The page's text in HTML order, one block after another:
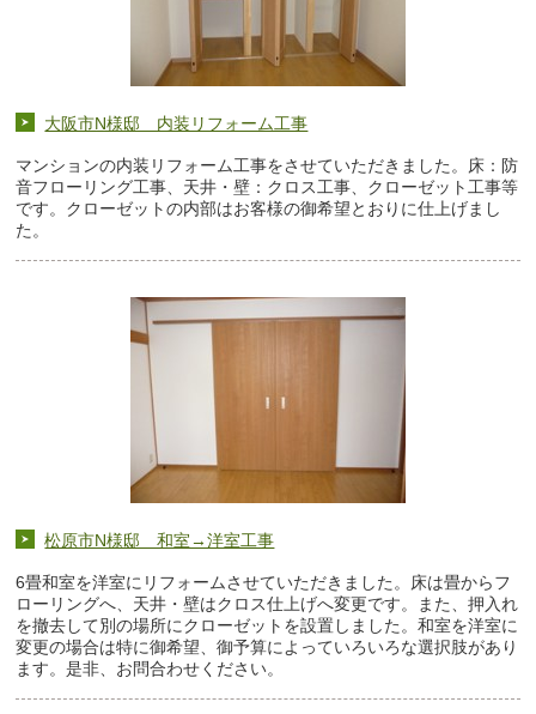
大阪市N様邸 内装リフォーム工事
マンションの内装リフォーム工事をさせていただきました。床：防
音フローリング工事、天井・壁：クロス工事、クローゼット工事等
です。クローゼットの内部はお客様の御希望とおりに仕上げまし
た。
松原市N様邸 和室→洋室工事
6畳和室を洋室にリフォームさせていただきました。床は畳からフ
ローリングへ、天井・壁はクロス仕上げへ変更です。また、押入れ
を撤去して別の場所にクローゼットを設置しました。和室を洋室に
変更の場合は特に御希望、御予算によっていろいろな選択肢があり
ます。是非、お問合わせください。